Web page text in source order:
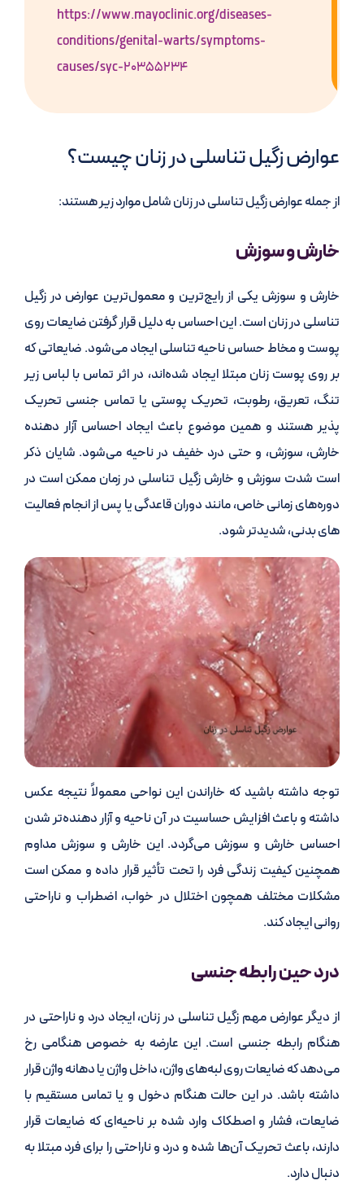
https://www.mayoclinic.org/diseases-
conditions/genital-warts/symptoms-
causes/syc-20355234
عوارض زگیل تناسلی در زنان چیست؟
از جمله عوارض زگیل تناسلی در زنان شامل موارد زیر هستند:
خارش و سوزش
خارش و سوزش یکی از رایج‌ترین و معمول‌ترین عوارض در زگیل
تناسلی در زنان است. این احساس به دلیل قرار گرفتن ضایعات روی
پوست و مخاط حساس ناحیه تناسلی ایجاد می‌شود. ضایعاتی که
بر روی پوست زنان مبتلا ایجاد شده‌اند، در اثر تماس با لباس زیر
تنگ، تعریق، رطوبت، تحریک پوستی یا تماس جنسی تحریک
پذیر هستند و همین موضوع باعث ایجاد احساس آزار دهنده
خارش، سوزش، و حتی درد خفیف در ناحیه می‌شود. شایان ذکر
است شدت سوزش و خارش زگیل تناسلی در زمان ممکن است در
دوره‌های زمانی خاص، مانند دوران قاعدگی یا پس از انجام فعالیت
های بدنی، شدیدتر شود.
توجه داشته باشید که خاراندن این نواحی معمولاً نتیجه عکس
داشته و باعث افزایش حساسیت در آن ناحیه و آزار دهنده‌تر شدن
احساس خارش و سوزش می‌گردد. این خارش و سوزش مداوم
همچنین کیفیت زندگی فرد را تحت تأثیر قرار داده و ممکن است
مشکلات مختلف همچون اختلال در خواب، اضطراب و ناراحتی
روانی ایجاد کند.
درد حین رابطه جنسی
از دیگر عوارض مهم زگیل تناسلی در زنان، ایجاد درد و ناراحتی در
هنگام رابطه جنسی است. این عارضه به خصوص هنگامی رخ
می‌دهد که ضایعات روی لبه‌های واژن، داخل واژن یا دهانه واژن قرار
داشته باشد. در این حالت هنگام دخول و یا تماس مستقیم با
ضایعات، فشار و اصطکاک وارد شده بر ناحیه‌ای که ضایعات قرار
دارند، باعث تحریک آن‌ها شده و درد و ناراحتی را برای فرد مبتلا به
دنبال دارد.